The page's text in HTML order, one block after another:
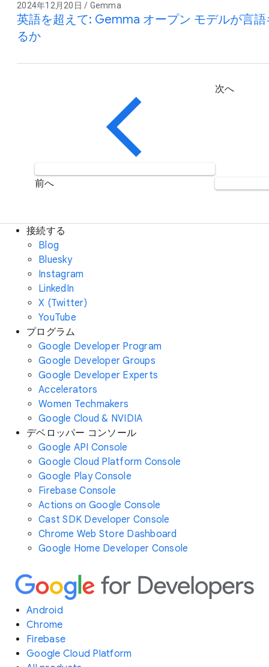
2024年12月20日 / Gemma
英語を超えて: Gemma オープン モデルが言
るか
前へ
次へ
接続する
Blog
Bluesky
Instagram
LinkedIn
X (Twitter)
YouTube
プログラム
Google Developer Program
Google Developer Groups
Google Developer Experts
Accelerators
Women Techmakers
Google Cloud & NVIDIA
デベロッパー コンソール
Google API Console
Google Cloud Platform Console
Google Play Console
Firebase Console
Actions on Google Console
Cast SDK Developer Console
Chrome Web Store Dashboard
Google Home Developer Console
Android
Chrome
Firebase
Google Cloud Platform